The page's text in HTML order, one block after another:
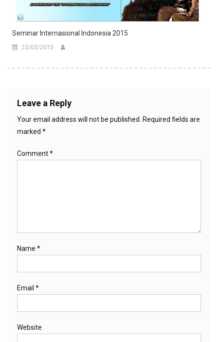
Seminar Internasional Indonesia 2015
23/03/2015
Leave a Reply
Your email address will not be published.
Required fields are
marked *
Comment*
Name *
Email *
Website